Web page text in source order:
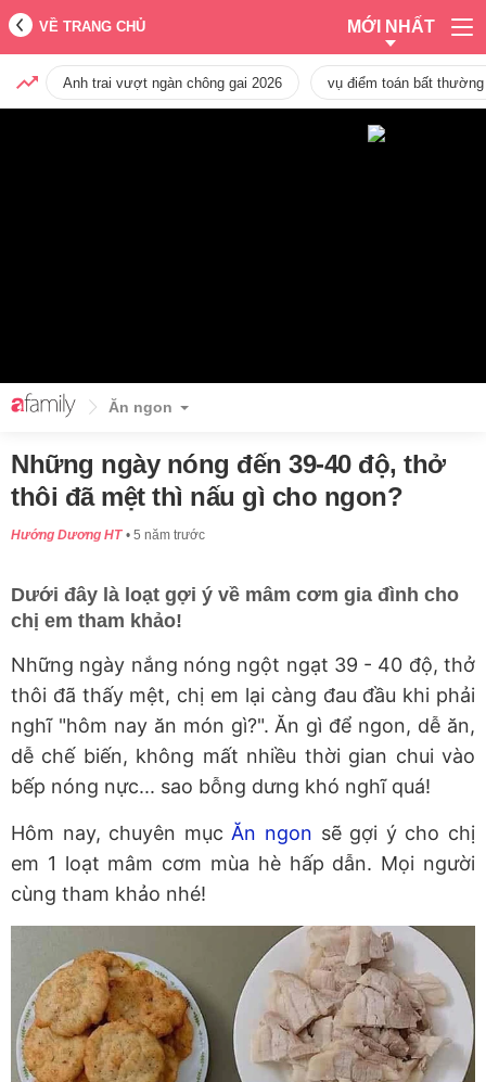
VỀ TRANG CHỦ MỚI NHẤT
Anh trai vượt ngàn chông gai 2026 vụ điểm toán bất
Ăn ngon
Những ngày nóng đến 39-40 độ, thở
thôi đã mệt thì nấu gì cho ngon?
Hướng Dương HT 5 năm trước
Dưới đây là loạt gợi ý về mâm cơm gia đình cho
chị em tham khảo!
Những ngày nắng nóng ngột ngạt 39 - 40 độ, thở
thôi đã thấy mệt, chị em lại càng đau đầu khi phải
nghĩ "hôm nay ăn món gì?". Ăn gì để ngon, dễ ăn,
dễ chế biến, không mất nhiều thời gian chui vào
bếp nóng nực... sao bỗng dưng khó nghĩ quá!
Hôm nay, chuyên mụcĂn ngon sẽ gợi ý cho chị
em 1 loạt mâm cơm mùa hè hấp dẫn. Mọi người
cùng tham khảo nhé!